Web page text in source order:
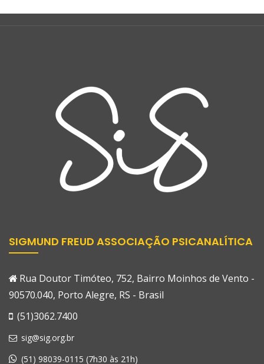
SIGMUND FREUD ASSOCIAÇÃO PSICANALÍTICA
Rua Doutor Timóteo, 752, Bairro Moinhos de Vento -
90570.040, Porto Alegre, RS - Brasil
(51)3062.7400
sig@sig.org.br
(51) 98039-0115 (7h30 às 21h)